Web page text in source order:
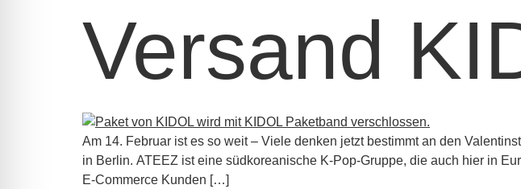
Versand
Am 14. Februar ist es so weit – Viele denken jetzt bestimmt an den
in Berlin. ATEEZ ist eine südkoreanische K-Pop-Gruppe, die auch hier in
E-Commerce Kunden […]